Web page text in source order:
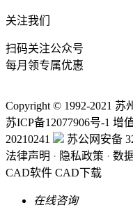
关注我们
扫码关注公众号
每月领专属优惠
Copyright © 1992-2021 苏
苏ICP备12077906号-1 增
20210241
苏公网安备
法律声明 · 隐私政策 · 数
CAD软件 CAD下载
在线咨询